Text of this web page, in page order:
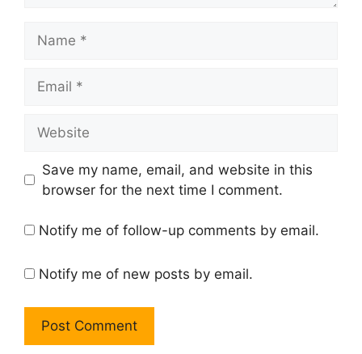
Save my name, email, and website in this
browser for the next time I comment.
Notify me of follow-up comments by email.
Notify me of new posts by email.